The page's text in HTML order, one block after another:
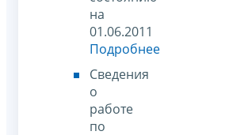
на
01.06.2011
Подробнее
Сведения
о
работе
по